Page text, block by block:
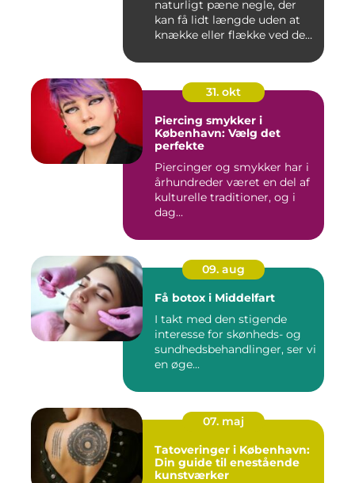
naturligt pæne negle, der
kan få lidt længde uden at
knække eller flække ved den
31. okt
Piercing smykker i
København: Vælg det
perfekte
Piercinger og smykker har i
århundreder været en del af
kulturelle traditioner, og i
dag...
09. aug
Få botox i Middelfart
I takt med den stigende
interesse for skønheds- og
sundhedsbehandlinger, ser vi
en øge...
07. maj
Tatoveringer i København:
Din guide til enestående
kunstværker